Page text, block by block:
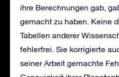
ihre Berechnungen gab,
gemacht zu haben. Keine
Tabellen anderer
fehlerfrei. Sie korrigierte
seiner Arbeit gemachte